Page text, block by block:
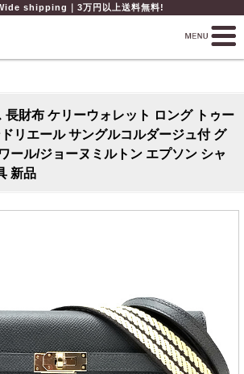
shipping｜3万円以上送料無料!
長財布 ケリーウォレット ロング トゥー
リエール サングルコルダージュ付 グ
ール/ジョーヌミルトン エプソン シャ
新品